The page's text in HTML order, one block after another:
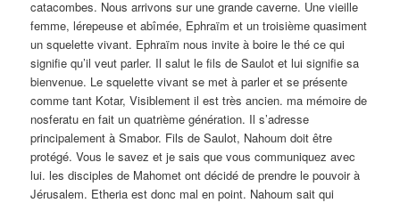
catacombes. Nous arrivons sur une grande caverne. Une vieille
femme, lérepeuse et abîmée, Ephraïm et un troisième quasiment
un squelette vivant. Ephraïm nous invite à boire le thé ce qui
signifie qu’il veut parler. Il salut le fils de Saulot et lui signifie sa
bienvenue. Le squelette vivant se met à parler et se présente
comme tant Kotar, Visiblement il est très ancien. ma mémoire de
nosferatu en fait un quatrième génération. Il s’adresse
principalement à Smabor. Fils de Saulot, Nahoum doit être
protégé. Vous le savez et je sais que vous communiquez avec
lui. les disciples de Mahomet ont décidé de prendre le pouvoir à
Jérusalem. Etheria est donc mal en point. Nahoum sait qui